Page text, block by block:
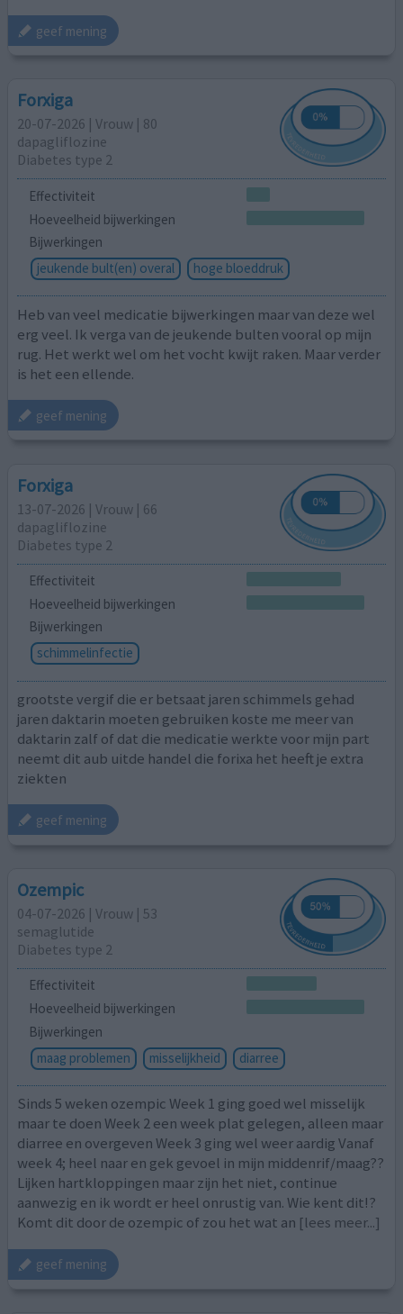
geef mening
Forxiga
20-07-2026 | Vrouw | 80
dapagliflozine
Diabetes type 2
Effectiviteit
Hoeveelheid bijwerkingen
Bijwerkingen
jeukende bult(en) overal
hoge bloeddruk
Heb van veel medicatie bijwerkingen maar van deze wel
erg veel. Ik verga van de jeukende bulten vooral op mijn
rug. Het werkt wel om het vocht kwijt raken. Maar verder
is het een ellende.
geef mening
Forxiga
13-07-2026 | Vrouw | 66
dapagliflozine
Diabetes type 2
Effectiviteit
Hoeveelheid bijwerkingen
Bijwerkingen
schimmelinfectie
grootste vergif die er betsaat jaren schimmels gehad
jaren daktarin moeten gebruiken koste me meer van
daktarin zalf of dat die medicatie werkte voor mijn part
neemt dit aub uitde handel die forixa het heeft je extra
ziekten
geef mening
Ozempic
04-07-2026 | Vrouw | 53
semaglutide
Diabetes type 2
Effectiviteit
Hoeveelheid bijwerkingen
Bijwerkingen
maag problemen
misselijkheid diarree
Sinds 5 weken ozempic Week 1 ging goed wel misselijk
maar te doen Week 2 een week plat gelegen, alleen maar
diarree en overgeven Week 3 ging wel weer aardig Vanaf
week 4; heel naar en gek gevoel in mijn middenrif/maag??
Lijken hartkloppingen maar zijn het niet, continue
aanwezig en ik wordt er heel onrustig van. Wie kent dit!?
Komt dit door de ozempic of zou het wat an [lees meer...]
geef mening